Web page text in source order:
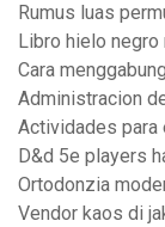
Rumus luas
Libro hielo negro
Cara
Administracion
Actividades para
D&d 5e players
Ortodonzia
Vendor kaos di